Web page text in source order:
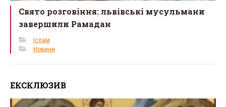
Свято розговіння: львівські мусульмани
завершили Рамадан
Іслам
Новини
ЕКСКЛЮЗИВ